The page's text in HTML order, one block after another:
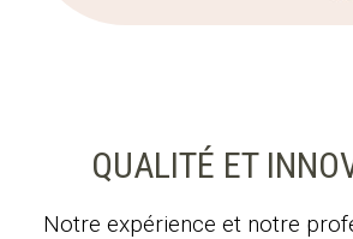
QUALITÉ ET
Notre expérience et notre